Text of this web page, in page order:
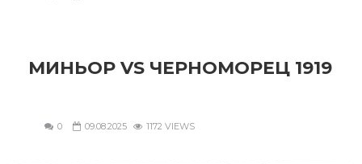
МИНЬОР VS ЧЕРНОМОРЕЦ 1919
0 09.08.2025 1172 VIEWS